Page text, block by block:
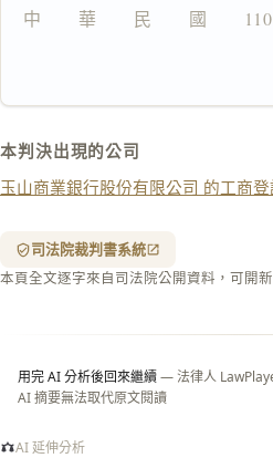
中　　華　　民　　國　　
本判決出現的公司
玉山商業銀行股份有限公司 的工商
司法院裁判書系統
本頁全文逐字來自司法院公開資料，可開
用完 AI 分析後回來繼續— 法律人
AI 摘要無法取代原文閱讀
AI 延伸分析